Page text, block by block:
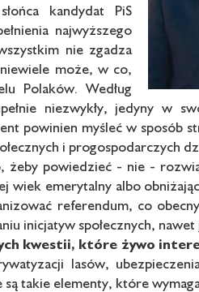
kandydat PiS
najwyższego
nie zgadza
może, w co,
Polaków. Według
niezwykły, jedyny w
powinien myśleć w sposób
i progospodarczych
żeby powiedzieć - nie -
wiek emerytalny albo
referendum, co
inicjatyw społecznych,
kwestii, które żywo
lasów,
takie elementy, które